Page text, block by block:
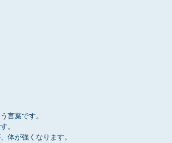
言葉です。
。
体が強くなります。